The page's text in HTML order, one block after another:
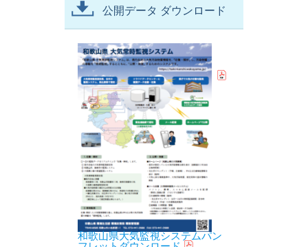
公開データ ダウンロード
和歌山県大気監視システムパン